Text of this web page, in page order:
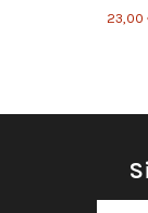
23,00